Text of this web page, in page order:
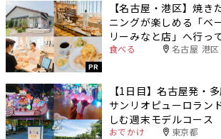
PR
【名古屋・港区】焼き
ニングが楽しめる「ベ
リーみなと店」へ行っ
食べる 名古屋 港区
【1日目】名古屋発・
サンリオピューロラン
しむ週末モデルコース
おでかけ 東京都